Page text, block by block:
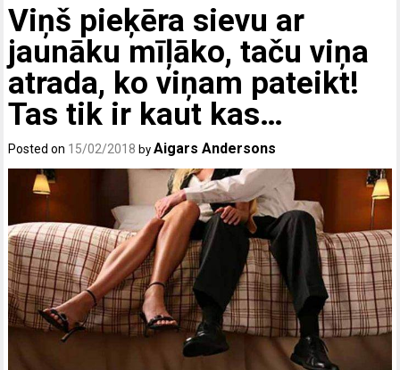
Viņš pieķēra sievu ar
jaunāku mīļāko, taču viņa
atrada, ko viņam pateikt!
Tas tik ir kaut kas…
Posted on 15/02/2018 byAigars Andersons